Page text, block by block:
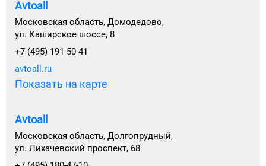
Avtoall
Московская область, Домодедово,
ул. Каширское шоссе, 8
+7 (495) 191-50-41
avtoall.ru
Показать на карте
Avtoall
Московская область, Долгопрудный,
ул. Лихачевский проспект, 68